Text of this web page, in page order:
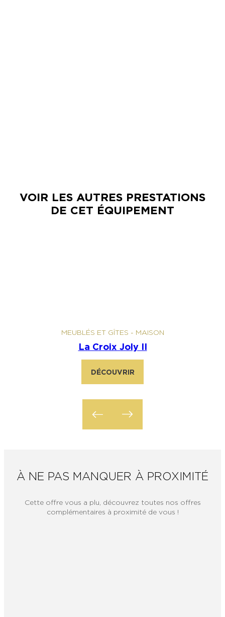
VOIR LES AUTRES PRESTATIONS
DE CET ÉQUIPEMENT
MEUBLÉS ET GÎTES - MAISON
La Croix Joly II
DÉCOUVRIR
À NE PAS MANQUER À PROXIMITÉ
Cette offre vous a plu, découvrez toutes nos offres
complémentaires à proximité de vous !